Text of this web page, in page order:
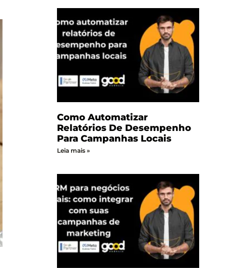
Como Automatizar
Relatórios De Desempenho
Para Campanhas Locais
Leia mais »